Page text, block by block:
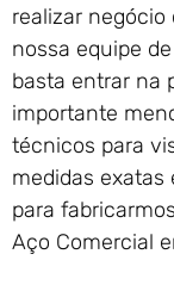
realizar
nossa equipe
basta entrar na
importante
técnicos para
medidas
para
Aço Comercial